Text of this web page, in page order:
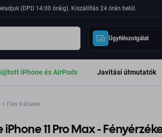
(DPD 14:00 óráig). Kiszállítás 24 órán belül.
Ügyfélszolgálat
iPhone és AirPods Javítási útmutatók
+ Flex Kábelek
11 Pro Max -